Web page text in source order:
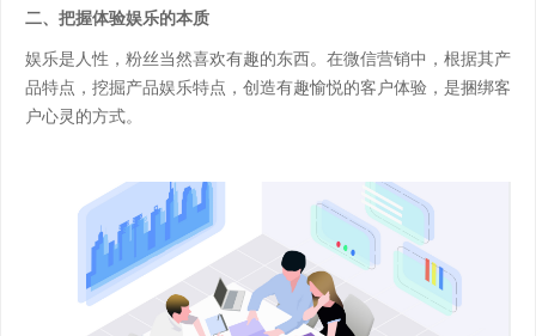
二、把握体验娱乐的本质
娱乐是人性，粉丝当然喜欢有趣的东西。在微信营销中，根据其产
品特点，挖掘产品娱乐特点，创造有趣愉悦的客户体验，是捆绑客
户心灵的方式。